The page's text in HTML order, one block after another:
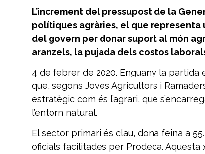
L’increment del pressupost de la
polítiques agràries, el que representa
del govern per donar suport al món
aranzels, la pujada dels costos
4 de febrer de 2020. Enguany la partida
que, segons Joves Agricultors i
estratègic com és l’agrari, que
l’entorn natural.
El sector primari és clau, dona feina a
oficials facilitades per Prodeca.